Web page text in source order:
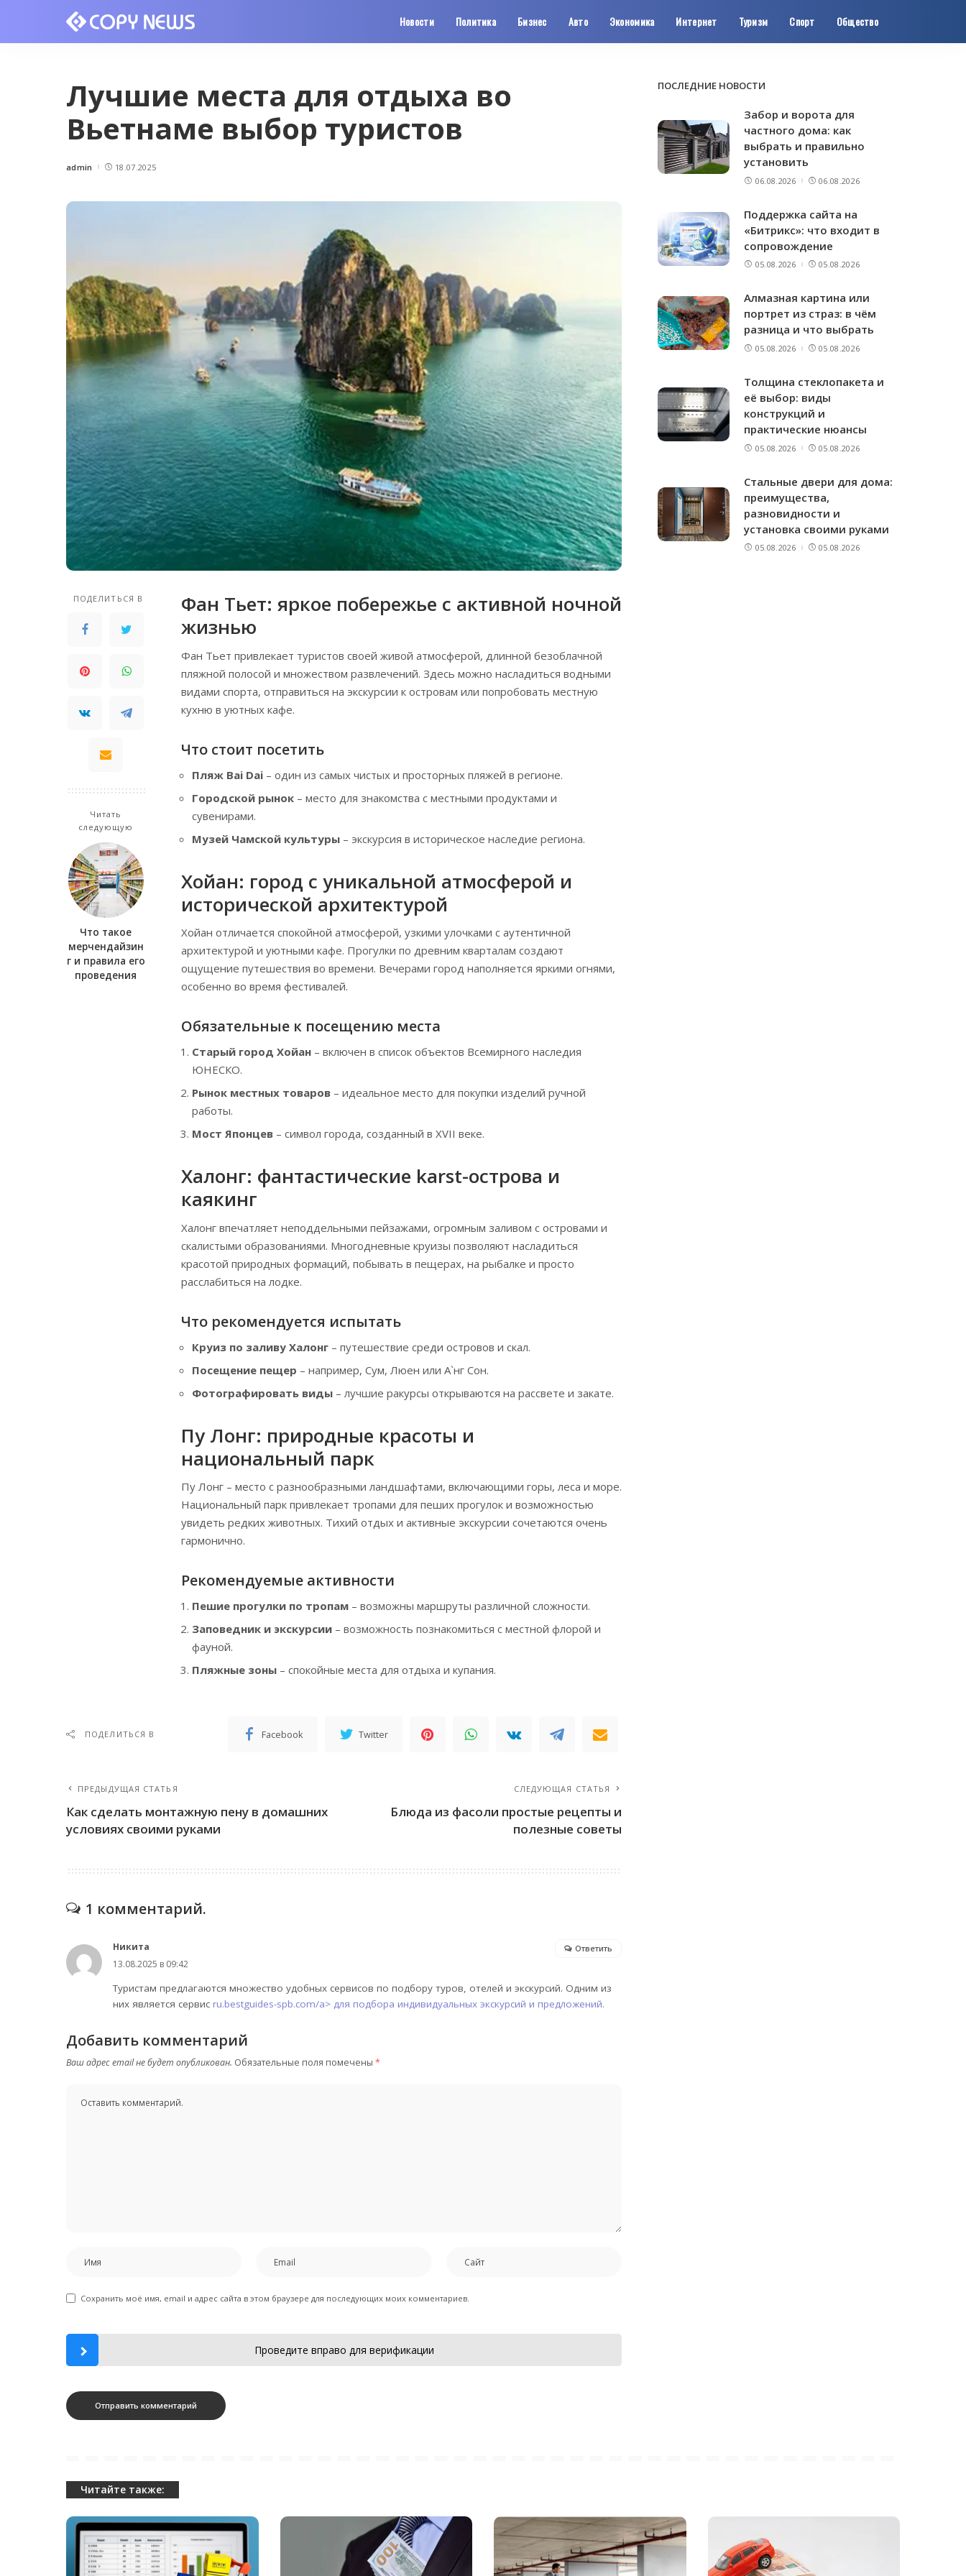
Новости Политика Бизнес Авто Экономика Интернет Туризм Спорт Общество
Лучшие места для отдыха во
Вьетнаме выбор туристов
Posted
admin 18.07.2025
ПОДЕЛИТЬСЯ В
Читать
следующую
Что такое
мерчендайзин
г и правила его
проведения
Фан Тьет: яркое побережье с активной ночной
жизнью
Фан Тьет привлекает туристов своей живой атмосферой, длинной безоблачной
пляжной полосой и множеством развлечений. Здесь можно насладиться водными
видами спорта, отправиться на экскурсии к островам или попробовать местную
кухню в уютных кафе.
Что стоит посетить
Пляж Bai Dai – один из самых чистых и просторных пляжей в регионе.
Городской рынок – место для знакомства с местными продуктами и
сувенирами.
Музей Чамской культуры – экскурсия в историческое наследие региона.
Хойан: город с уникальной атмосферой и
исторической архитектурой
Хойан отличается спокойной атмосферой, узкими улочками с аутентичной
архитектурой и уютными кафе. Прогулки по древним кварталам создают
ощущение путешествия во времени. Вечерами город наполняется яркими огнями,
особенно во время фестивалей.
Обязательные к посещению места
Старый город Хойан – включен в список объектов Всемирного наследия
ЮНЕСКО.
Рынок местных товаров – идеальное место для покупки изделий ручной
работы.
Мост Японцев – символ города, созданный в XVII веке.
Халонг: фантастические karst-острова и
каякинг
Халонг впечатляет неподдельными пейзажами, огромным заливом с островами и
скалистыми образованиями. Многодневные круизы позволяют насладиться
красотой природных формаций, побывать в пещерах, на рыбалке и просто
расслабиться на лодке.
Что рекомендуется испытать
Круиз по заливу Халонг – путешествие среди островов и скал.
Посещение пещер – например, Сум, Люен или А`нг Сон.
Фотографировать виды – лучшие ракурсы открываются на рассвете и закате.
Пу Лонг: природные красоты и
национальный парк
Пу Лонг – место с разнообразными ландшафтами, включающими горы, леса и море.
Национальный парк привлекает тропами для пеших прогулок и возможностью
увидеть редких животных. Тихий отдых и активные экскурсии сочетаются очень
гармонично.
Рекомендуемые активности
Пешие прогулки по тропам – возможны маршруты различной сложности.
Заповедник и экскурсии – возможность познакомиться с местной флорой и
фауной.
Пляжные зоны – спокойные места для отдыха и купания.
ПОДЕЛИТЬСЯ В Facebook Twitter
ПРЕДЫДУЩАЯ СТАТЬЯ
Как сделать монтажную пену в домашних
условиях своими руками
СЛЕДУЮЩАЯ СТАТЬЯ
Блюда из фасоли простые рецепты и
полезные советы
1 комментарий.
Никита
13.08.2025 в 09:42
Туристам предлагаются множество удобных сервисов по подбору туров, отелей и экскурсий. Одним из
них является сервис ru.bestguides-spb.com/a> для подбора индивидуальных экскурсий и предложений.
Ответить
Добавить комментарий
Ваш адрес email не будет опубликован. Обязательные поля помечены *
Сохранить моё имя, email и адрес сайта в этом браузере для последующих моих комментариев.
Проведите вправо для верификации
ПОСЛЕДНИЕ НОВОСТИ
Забор и ворота для
частного дома: как
выбрать и правильно
установить
06.08.2026 06.08.2026
Поддержка сайта на
«Битрикс»: что входит в
сопровождение
05.08.2026 05.08.2026
Алмазная картина или
портрет из страз: в чём
разница и что выбрать
05.08.2026 05.08.2026
Толщина стеклопакета и
её выбор: виды
конструкций и
практические нюансы
05.08.2026 05.08.2026
Стальные двери для дома:
преимущества,
разновидности и
установка своими руками
05.08.2026 05.08.2026
Читайте также: